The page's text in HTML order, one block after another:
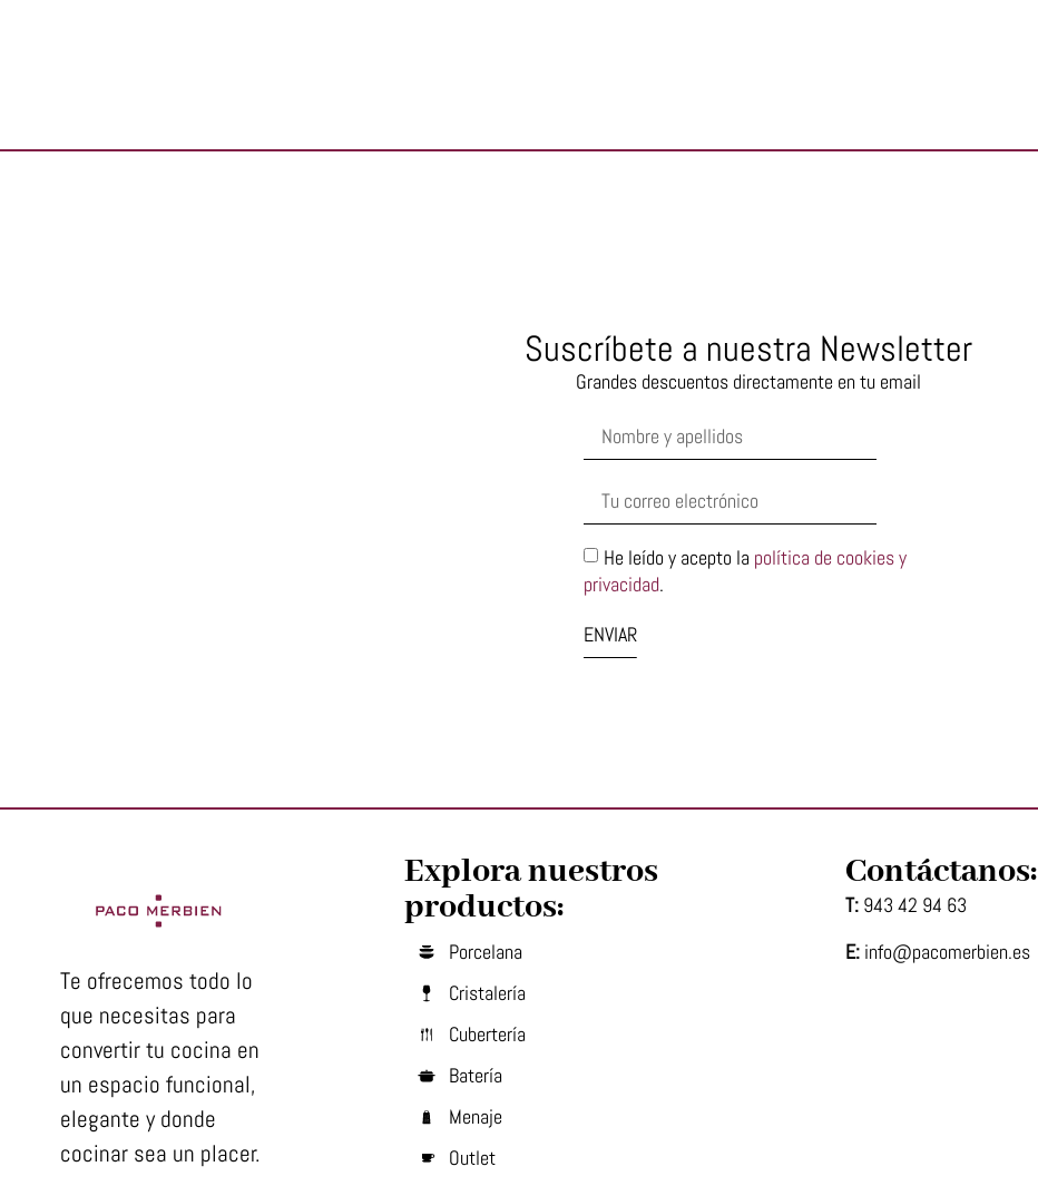
Suscríbete a nuestra Newsletter
Grandes descuentos directamente en tu email
He leído y acepto la política de cookies y
privacidad.
ENVIAR
Te ofrecemos todo lo
que necesitas para
convertir tu cocina en
un espacio funcional,
elegante y donde
cocinar sea un placer.
Explora nuestros
productos:
Porcelana
Cristalería
Cubertería
Batería
Menaje
Outlet
Contáctanos:
T: 943 42 94 63
E:info@pacomerbien.es